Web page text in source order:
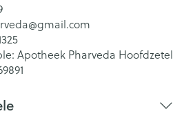
gmail.com
Apotheek Pharveda Hoofdzetel